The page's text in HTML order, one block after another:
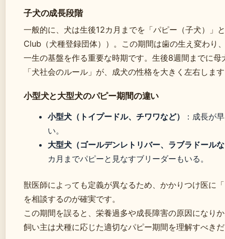
子犬の成長段階
一般的に、犬は生後12カ月までを「パピー（子犬）
Club（犬種登録団体））。この期間は歯の生え変わり
一生の基盤を作る重要な時期です。生後8週間までに
「犬社会のルール」が、成犬の性格を大きく左右しま
小型犬と大型犬のパピー期間の違い
小型犬（トイプードル、チワワなど）
：成長が
い。
大型犬（ゴールデンレトリバー、ラブラドール
カ月までパピーと見なすブリーダーもいる。
獣医師によっても定義が異なるため、かかりつけ医に
を相談するのが確実です。
この期間を誤ると、栄養過多や成長障害の原因になり
飼い主は犬種に応じた適切なパピー期間を理解すべき